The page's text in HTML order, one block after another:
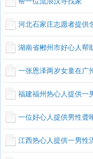
河北石家庄志愿者提供
湖南省郴州市好心人帮
一张恩泽两岁女童在广
福建福州热心人提供一
一位好心人提供男性聋
江西热心人提供一男性